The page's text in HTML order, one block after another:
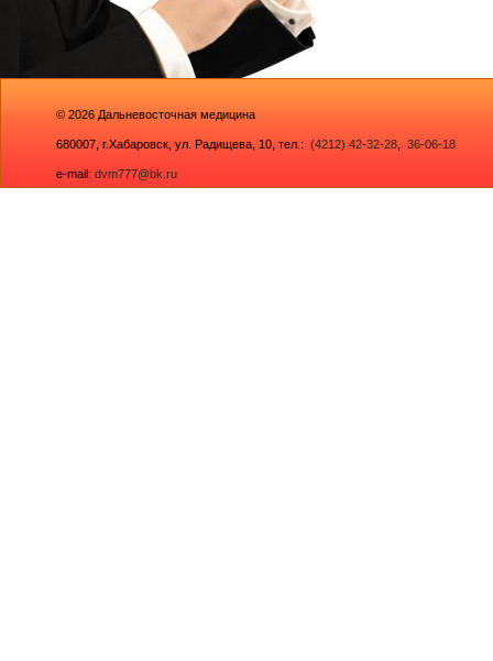
© 2026 Дальневосточная медицина
680007, г.Хабаровск, ул. Радищева, 10 , тел.: (4212) 42-32-28 36-06-18
e-mail: dvm777@bk.ru